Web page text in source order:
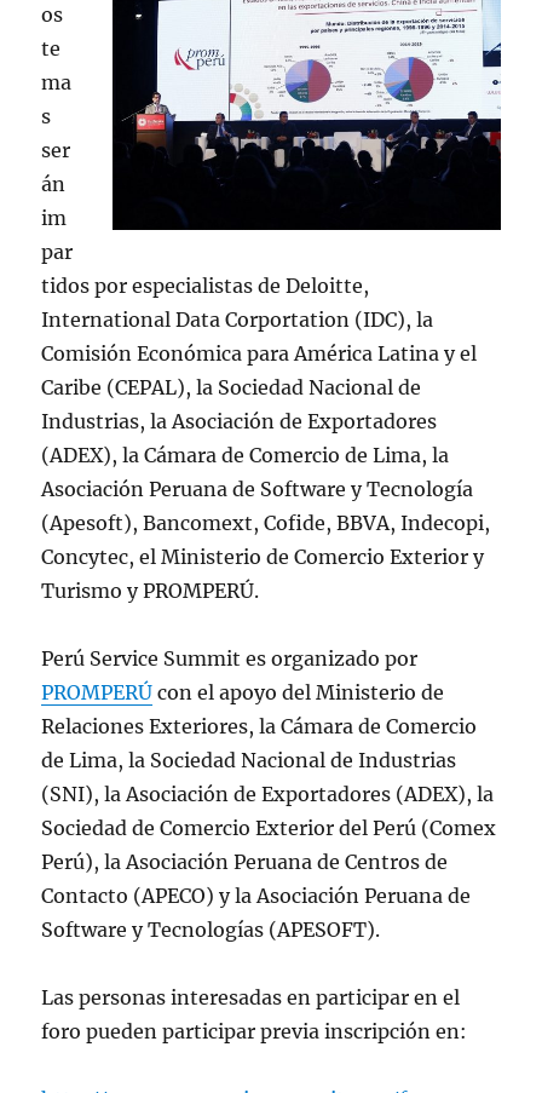
os
te
ma
s
ser
án
im
par
tidos por especialistas de Deloitte,
International Data Corportation (IDC), la
Comisión Económica para América Latina y el
Caribe (CEPAL), la Sociedad Nacional de
Industrias, la Asociación de Exportadores
(ADEX), la Cámara de Comercio de Lima, la
Asociación Peruana de Software y Tecnología
(Apesoft), Bancomext, Cofide, BBVA, Indecopi,
Concytec, el Ministerio de Comercio Exterior y
Turismo y PROMPERÚ.
Perú Service Summit es organizado por
PROMPERÚ con el apoyo del Ministerio de
Relaciones Exteriores, la Cámara de Comercio
de Lima, la Sociedad Nacional de Industrias
(SNI), la Asociación de Exportadores (ADEX), la
Sociedad de Comercio Exterior del Perú (Comex
Perú), la Asociación Peruana de Centros de
Contacto (APECO) y la Asociación Peruana de
Software y Tecnologías (APESOFT).
Las personas interesadas en participar en el
foro pueden participar previa inscripción en: